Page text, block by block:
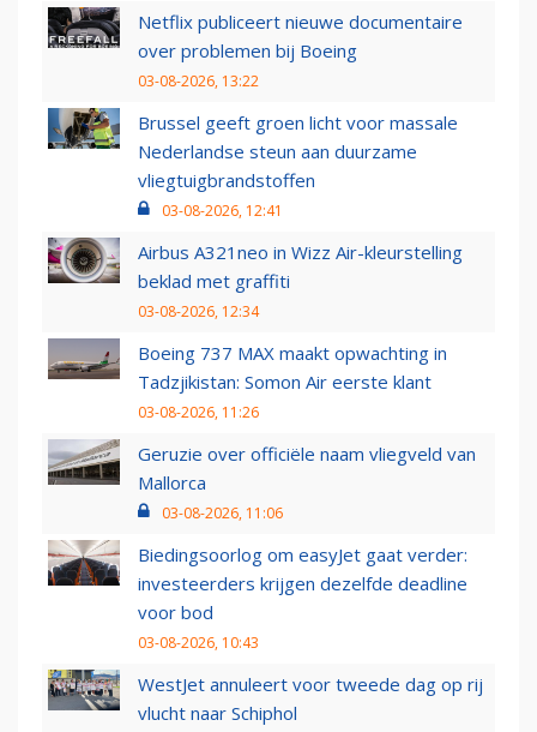
Netflix publiceert nieuwe documentaire
over problemen bij Boeing
03-08-2026, 13:22
Brussel geeft groen licht voor massale
Nederlandse steun aan duurzame
vliegtuigbrandstoffen
03-08-2026, 12:41
Airbus A321neo in Wizz Air-kleurstelling
beklad met graffiti
03-08-2026, 12:34
Boeing 737 MAX maakt opwachting in
Tadzjikistan: Somon Air eerste klant
03-08-2026, 11:26
Geruzie over officiële naam vliegveld van
Mallorca
03-08-2026, 11:06
Biedingsoorlog om easyJet gaat verder:
investeerders krijgen dezelfde deadline
voor bod
03-08-2026, 10:43
WestJet annuleert voor tweede dag op rij
vlucht naar Schiphol